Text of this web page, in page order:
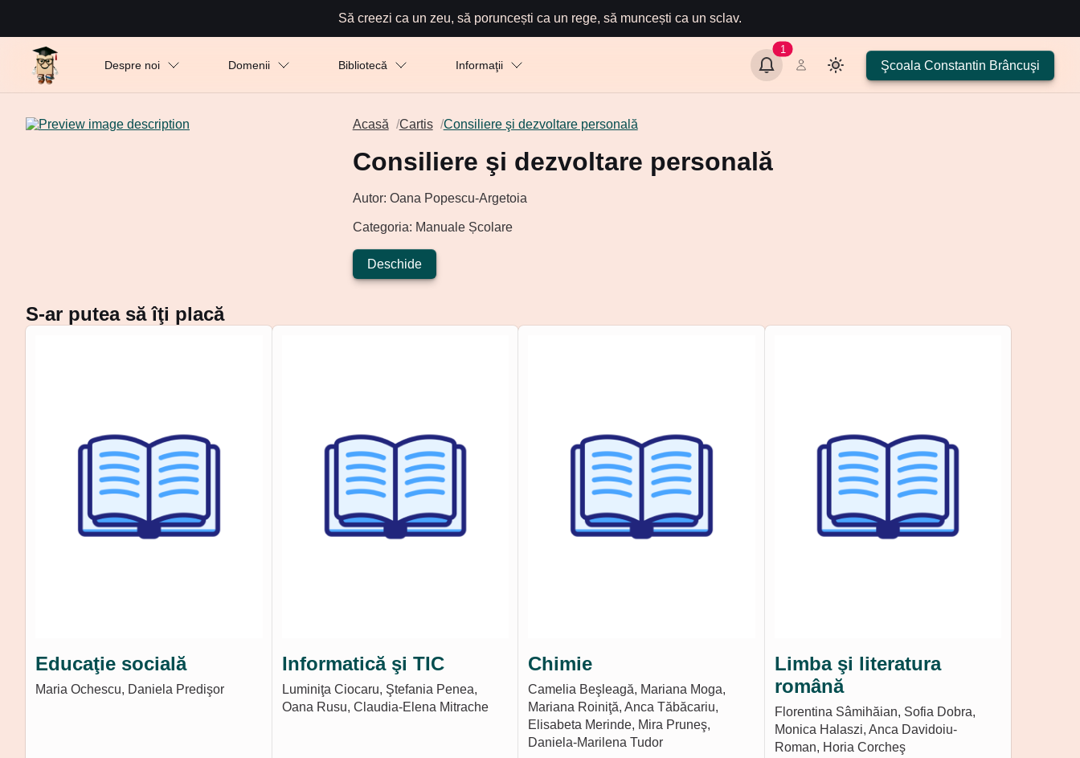
Să creezi ca un zeu, să poruncești ca un rege, să muncești ca un sclav.
Despre noi Domenii Bibliotecă Informaţii
1
Notifications
Deschis
Şcoala Constantin Brâncuşi
Acasă /Cartis /Consiliere şi dezvoltare personală
Consiliere şi dezvoltare personală
Autor: Oana Popescu-Argetoia
Categoria: Manuale Școlare
Deschide
S-ar putea să îţi placă
Educaţie socială
Maria Ochescu, Daniela Predişor
Informatică şi TIC
Luminiţa Ciocaru, Ştefania Penea,
Oana Rusu, Claudia-Elena Mitrache
Chimie
Camelia Beşleagă, Mariana Moga,
Mariana Roiniţă, Anca Tăbăcariu,
Elisabeta Merinde, Mira Pruneş,
Daniela-Marilena Tudor
Limba şi literatura
română
Florentina Sâmihăian, Sofia Dobra,
Monica Halaszi, Anca Davidoiu-
Roman, Horia Corcheş